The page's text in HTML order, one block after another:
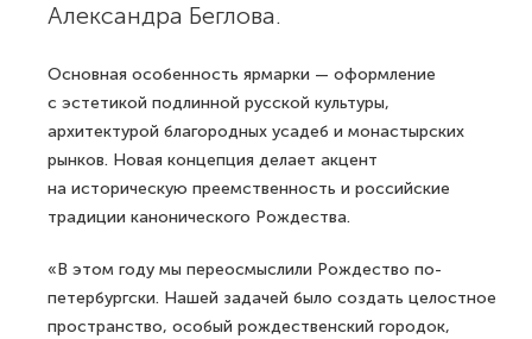
Александра Беглова.
Основная особенность ярмарки — оформление
с эстетикой подлинной русской культуры,
архитектурой благородных усадеб и монастырских
рынков. Новая концепция делает акцент
на историческую преемственность и российские
традиции канонического Рождества.
«В этом году мы переосмыслили Рождество по-
петербургски. Нашей задачей было создать целостное
пространство, особый рождественский городок,